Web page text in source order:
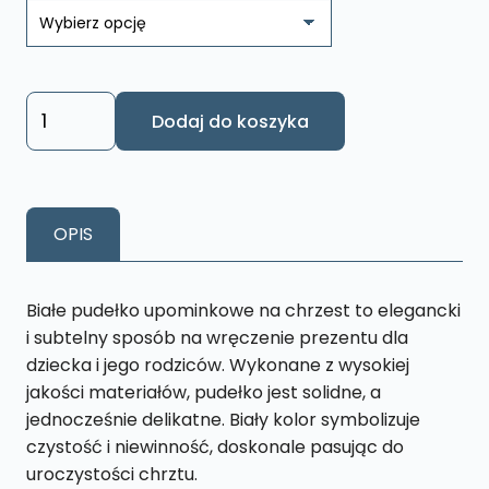
ilość
Pudełko
Chrzest
PC6
Dodaj do koszyka
OPIS
Białe pudełko upominkowe na chrzest to elegancki
i subtelny sposób na wręczenie prezentu dla
dziecka i jego rodziców. Wykonane z wysokiej
jakości materiałów, pudełko jest solidne, a
jednocześnie delikatne. Biały kolor symbolizuje
czystość i niewinność, doskonale pasując do
uroczystości chrztu.